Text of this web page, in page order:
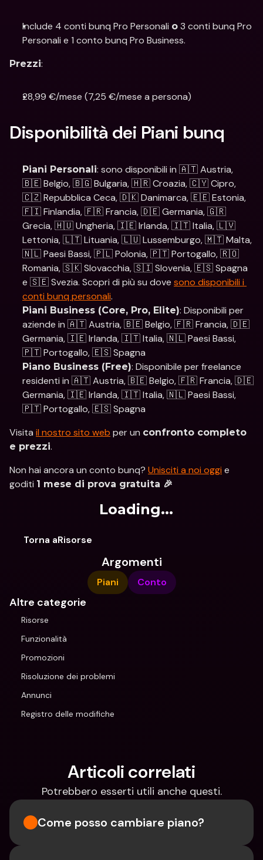
Include 4 conti bunq Pro Personali o 3 conti bunq Pro
Personali e 1 conto bunq Pro Business.
Prezzi:
28,99 €/mese (7,25 €/mese a persona)
Disponibilità dei Piani bunq
Piani Personali: sono disponibili in 🇦🇹 Austria,
🇧🇪 Belgio, 🇧🇬 Bulgaria, 🇭🇷 Croazia, 🇨🇾 Cipro,
🇨🇿 Repubblica Ceca, 🇩🇰 Danimarca, 🇪🇪 Estonia,
🇫🇮 Finlandia, 🇫🇷 Francia, 🇩🇪 Germania, 🇬🇷
Grecia, 🇭🇺 Ungheria, 🇮🇪 Irlanda, 🇮🇹 Italia, 🇱🇻
Lettonia, 🇱🇹 Lituania, 🇱🇺 Lussemburgo, 🇲🇹 Malta,
🇳🇱 Paesi Bassi, 🇵🇱 Polonia, 🇵🇹 Portogallo, 🇷🇴
Romania, 🇸🇰 Slovacchia, 🇸🇮 Slovenia, 🇪🇸 Spagna
e 🇸🇪 Svezia. Scopri di più su dove sono disponibili i
conti bunq personali.
Piani Business (Core, Pro, Elite): Disponibili per
aziende in 🇦🇹 Austria, 🇧🇪 Belgio, 🇫🇷 Francia, 🇩🇪
Germania, 🇮🇪 Irlanda, 🇮🇹 Italia, 🇳🇱 Paesi Bassi,
🇵🇹 Portogallo, 🇪🇸 Spagna
Piano Business (Free): Disponibile per freelance
residenti in 🇦🇹 Austria, 🇧🇪 Belgio, 🇫🇷 Francia, 🇩🇪
Germania, 🇮🇪 Irlanda, 🇮🇹 Italia, 🇳🇱 Paesi Bassi,
🇵🇹 Portogallo, 🇪🇸 Spagna
Visita il nostro sito web per un confronto completo
e prezzi.
Non hai ancora un conto bunq? Unisciti a noi oggi e
goditi 1 mese di prova gratuita 🎉
Loading...
Torna aRisorse
Argomenti
Piani Conto
Altre categorie
Risorse
Funzionalità
Promozioni
Risoluzione dei problemi
Annunci
Registro delle modifiche
Articoli correlati
Potrebbero esserti utili anche questi.
Come posso cambiare piano?